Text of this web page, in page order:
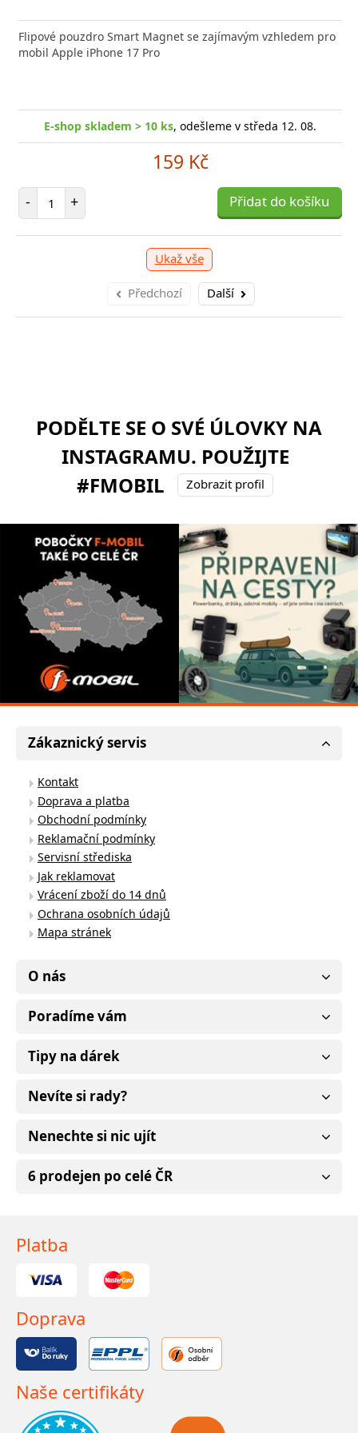
Flipové pouzdro Smart Magnet se zajímavým vzhledem pro
mobil Apple iPhone 17 Pro
E-shop skladem > 10 ks, odešleme v středa 12. 08.
159 Kč
- Počet položek
+ Přidat do košíku
Ukaž vše
Předchozí Další
FIXED zajistí rychlé a bezpečné nabíjení
moderního smartphonu,
249 Kč
PODĚLTE SE O SVÉ ÚLOVKY NA
INSTAGRAMU. POUŽIJTE
#FMOBIL
Zobrazit profil
Zákaznický servis
Kontakt
Doprava a platba
Obchodní podmínky
Reklamační podmínky
Servisní střediska
Jak reklamovat
Vrácení zboží do 14 dnů
Ochrana osobních údajů
Mapa stránek
O nás
Poradíme vám
Tipy na dárek
Nevíte si rady?
Nenechte si nic ujít
6 prodejen po celé ČR
Platba
Doprava
Naše certifikáty